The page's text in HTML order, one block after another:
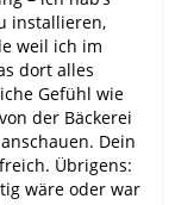
installieren,
weil ich im
dort alles
Gefühl wie
der Bäckerei
Dein
Übrigens:
wäre oder war